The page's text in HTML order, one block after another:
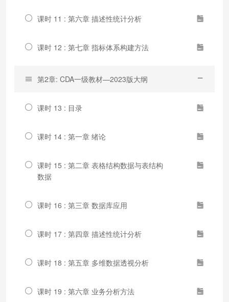
课时 11 : 第六章 描述性统计分析
课时 12 : 第七章 指标体系构建方法
第2章: CDA一级教材—2023版大纲
课时 13 : 目录
课时 14 : 第一章 绪论
课时 15 : 第二章 表格结构数据与表结构
数据
课时 16 : 第三章 数据库应用
课时 17 : 第四章 描述性统计分析
课时 18 : 第五章 多维数据透视分析
课时 19 : 第六章 业务分析方法